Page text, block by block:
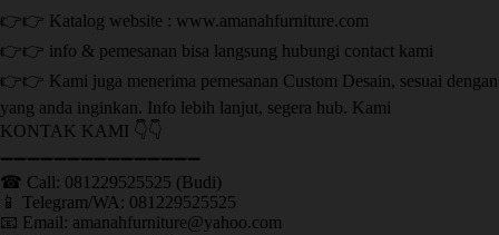
👉👉 Katalog website : www.amanahfurniture.com
👉👉 info & pemesanan bisa langsung hubungi contact kami
👉👉 Kami juga menerima pemesanan Custom Desain, sesuai dengan
yang anda inginkan. Info lebih lanjut, segera hub. Kami
KONTAK KAMI 👇👇
➖➖➖➖➖➖➖➖➖➖➖➖➖➖➖ ㅤ
☎ Call: 081229525525 (Budi)
📱 Telegram/WA: 081229525525
📧 Email: amanahfurniture@yahoo.com